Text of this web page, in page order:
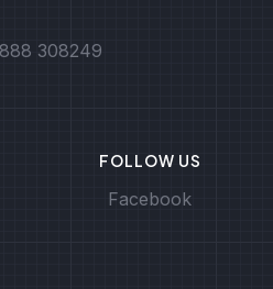
308249
FOLLOW US
Facebook